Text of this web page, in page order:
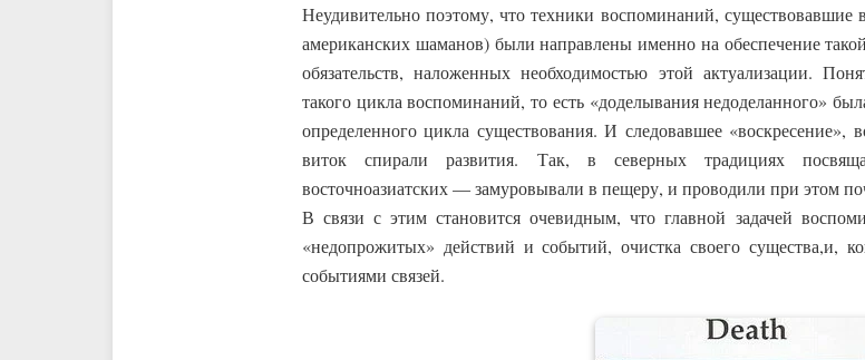
Неудивительно поэтому, что техники воспоминаний, существовавшие
американских шаманов) были направлены именно на обеспечение
обязательств, наложенных необходимостью этой актуализации.
такого цикла воспоминаний, то есть «доделывания недоделанного»
определенного цикла существования. И следовавшее
виток спирали развития. Так, в северных традициях
восточноазиатских — замуровывали в пещеру, и проводили при этом
В связи с этим становится очевидным, что главной задачей
«недопрожитых» действий и событий, очистка своего существа,и,
событиями связей.